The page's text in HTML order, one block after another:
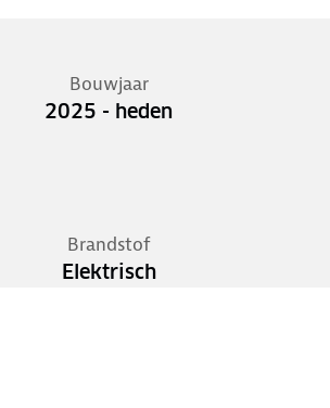
Bouwjaar
2025 - heden
Brandstof
Elektrisch